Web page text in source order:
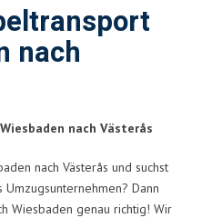
nach
nach Västerås
nach Västerås und suchst
Dann
Wiesbaden genau richtig! Wir